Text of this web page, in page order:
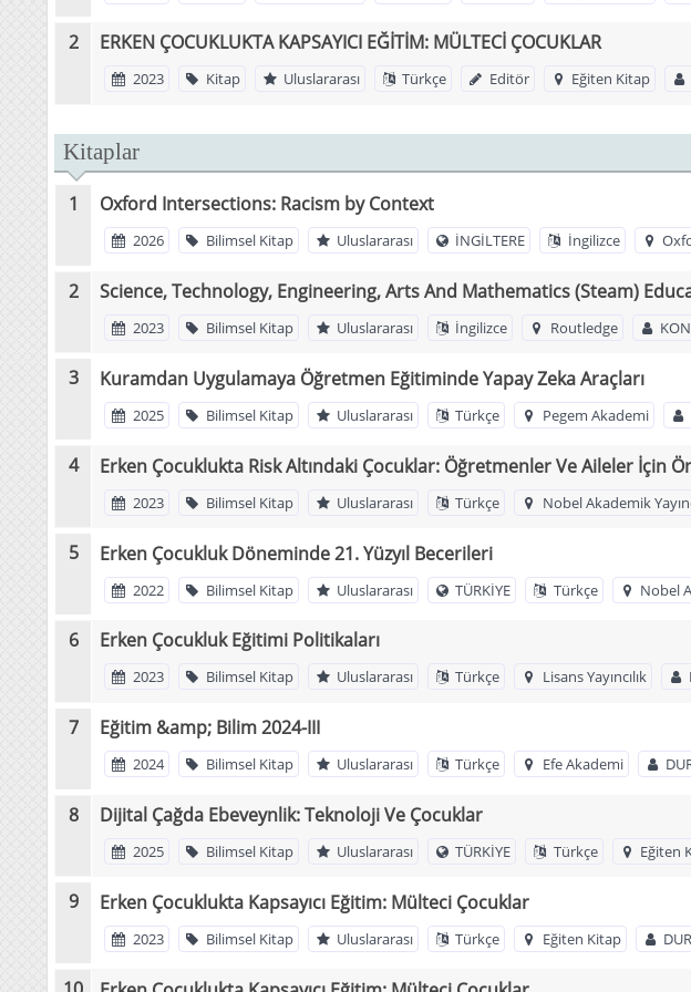
ERKEN ÇOCUKLUKTA KAPSAYICI EĞİTİM: MÜLTECİ ÇOCUKLAR
2023 Kitap Uluslararası Türkçe Editör Eğiten Kitap
Kitaplar
Oxford Intersections: Racism by Context
2026 Bilimsel Kitap Uluslararası İNGİLTERE İngilizce
Science, Technology, Engineering, Arts And Mathematics (Steam)
2023 Bilimsel Kitap Uluslararası İngilizce Routledge
Kuramdan Uygulamaya Öğretmen Eğitiminde Yapay Zeka Araçları
2025 Bilimsel Kitap Uluslararası Türkçe Pegem Akademi
Erken Çocuklukta Risk Altındaki Çocuklar: Öğretmenler Ve Aileler İçin
2023 Bilimsel Kitap Uluslararası Türkçe Nobel Akademik
Erken Çocukluk Döneminde 21. Yüzyıl Becerileri
2022 Bilimsel Kitap Uluslararası TÜRKİYE Türkçe Nobel
Erken Çocukluk Eğitimi Politikaları
2023 Bilimsel Kitap Uluslararası Türkçe Lisans Yayıncılık
Eğitim &amp; Bilim 2024-III
2024 Bilimsel Kitap Uluslararası Türkçe Efe Akademi
Dijital Çağda Ebeveynlik: Teknoloji Ve Çocuklar
2025 Bilimsel Kitap Uluslararası TÜRKİYE Türkçe Eğiten
Erken Çocuklukta Kapsayıcı Eğitim: Mülteci Çocuklar
2023 Bilimsel Kitap Uluslararası Türkçe Eğiten Kitap